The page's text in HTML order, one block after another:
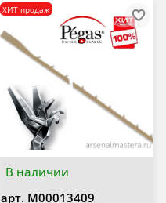
В наличии
ХИТ продаж
арт. М00013409